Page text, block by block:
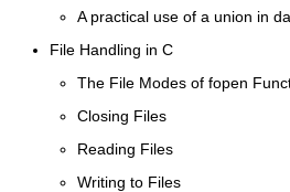
A practical use of a union in
File Handling in C
The File Modes of fopen
Closing Files
Reading Files
Writing to Files